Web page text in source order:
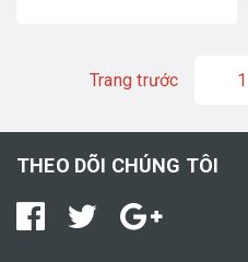
Trang trước 1
THEO DÕI CHÚNG TÔI